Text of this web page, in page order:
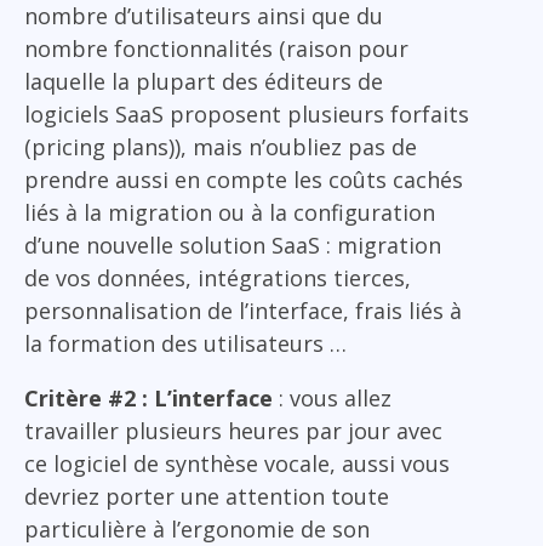
nombre d’utilisateurs ainsi que du
nombre fonctionnalités (raison pour
laquelle la plupart des éditeurs de
logiciels SaaS proposent plusieurs forfaits
(pricing plans)), mais n’oubliez pas de
prendre aussi en compte les coûts cachés
liés à la migration ou à la configuration
d’une nouvelle solution SaaS : migration
de vos données, intégrations tierces,
personnalisation de l’interface, frais liés à
la formation des utilisateurs …
Critère #2 : L’interface : vous allez
travailler plusieurs heures par jour avec
ce logiciel de synthèse vocale, aussi vous
devriez porter une attention toute
particulière à l’ergonomie de son